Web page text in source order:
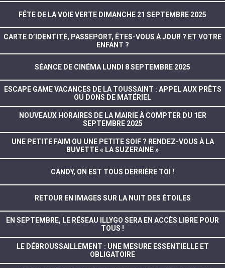
FÊTE DE LA VOIE VERTE DIMANCHE 21 SEPTEMBRE 2025
CARTE D’IDENTITÉ, PASSEPORT, ÊTES-VOUS À JOUR ? ET VOTRE
ENFANT ?
SÉANCE DE CINÉMA LUNDI 8 SEPTEMBRE 2025
ESCAPE GAME VACANCES DE LA TOUSSAINT : APPEL AUX PRÊTS
OU DONS DE MATÉRIEL
NOUVEAUX HORAIRES DE LA MAIRIE À COMPTER DU 1ER
SEPTEMBRE 2025
UNE PETITE FAIM OU UNE PETITE SOIF ? RENDEZ-VOUS À LA
BUVETTE « LA SUZERAINE »
CANDY, ON EST TOUS DERRIÈRE TOI !
RETOUR EN IMAGES SUR LA NUIT DES ÉTOILES
EN SEPTEMBRE, LE RÉSEAU ILLYGO SERA EN ACCÈS LIBRE POUR
TOUS !
LE DÉBROUSSAILLEMENT : UNE MESURE ESSENTIELLE ET
OBLIGATOIRE